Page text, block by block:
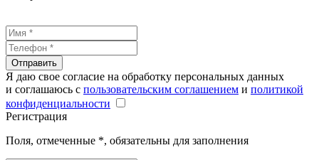
Отправить
Я даю свое согласие на обработку персональных данных
и соглашаюсь с пользовательским соглашением и политикой
конфиденциальности
Регистрация
Поля, отмеченные *, обязательны для заполнения